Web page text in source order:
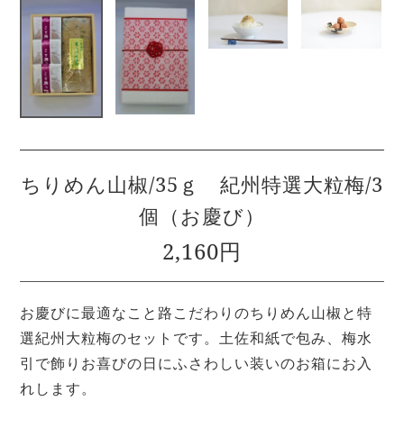
ちりめん山椒/35ｇ 紀州特選大粒梅/3
個（お慶び）
2,160円
お慶びに最適なこと路こだわりのちりめん山椒と特
選紀州大粒梅のセットです。土佐和紙で包み、梅水
引で飾りお喜びの日にふさわしい装いのお箱にお入
れします。